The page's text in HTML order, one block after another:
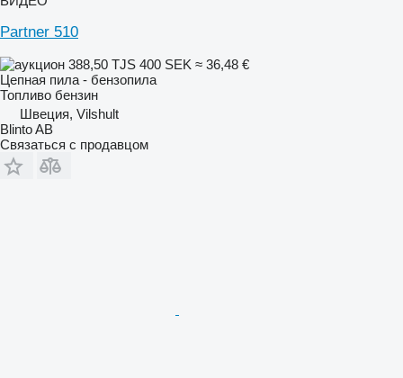
Partner 510
388,50 TJS 400 SEK ≈ 36,48 €
Цепная пила - бензопила
Топливо бензин
Швеция, Vilshult
Blinto AB
Связаться с продавцом